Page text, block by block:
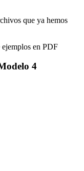
que ya hemos
4